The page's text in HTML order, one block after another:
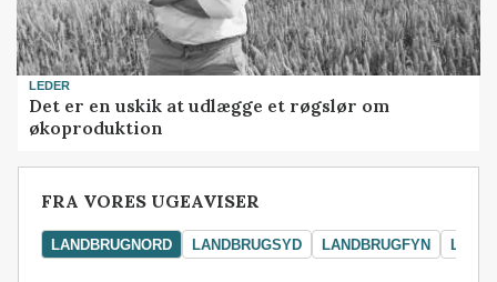
LEDER
Det er en uskik at udlægge et røgslør om
økoproduktion
FRA VORES UGEAVISER
LANDBRUGNORD LANDBRUGSYD LANDBRUGFYN